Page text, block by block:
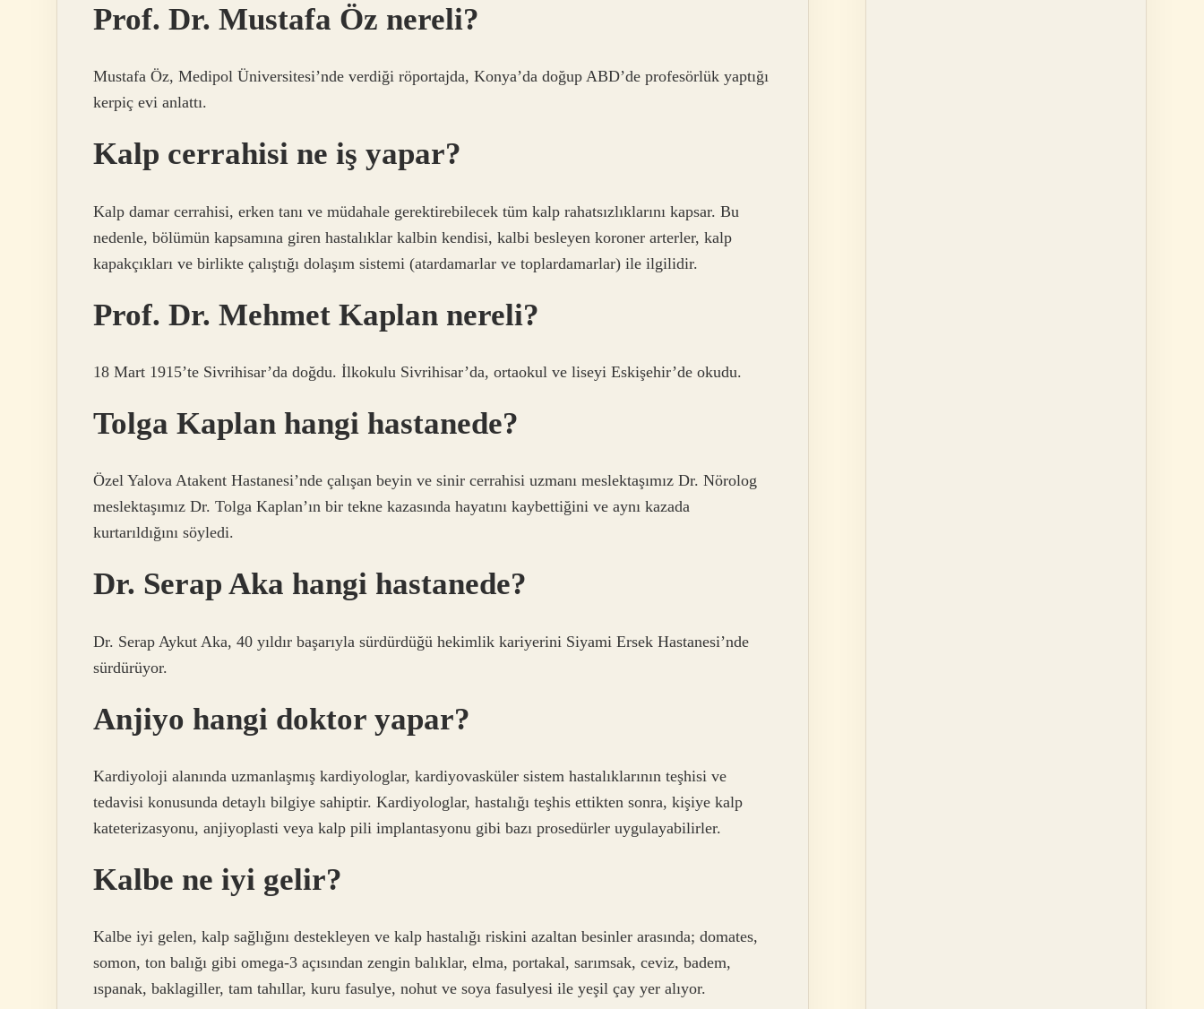
Prof. Dr. Mustafa Öz nereli?
Mustafa Öz, Medipol Üniversitesi’nde verdiği röportajda, Konya’da doğup ABD’de profesörlük yaptığı
kerpiç evi anlattı.
Kalp cerrahisi ne iş yapar?
Kalp damar cerrahisi, erken tanı ve müdahale gerektirebilecek tüm kalp rahatsızlıklarını kapsar. Bu
nedenle, bölümün kapsamına giren hastalıklar kalbin kendisi, kalbi besleyen koroner arterler, kalp
kapakçıkları ve birlikte çalıştığı dolaşım sistemi (atardamarlar ve toplardamarlar) ile ilgilidir.
Prof. Dr. Mehmet Kaplan nereli?
18 Mart 1915’te Sivrihisar’da doğdu. İlkokulu Sivrihisar’da, ortaokul ve liseyi Eskişehir’de okudu.
Tolga Kaplan hangi hastanede?
Özel Yalova Atakent Hastanesi’nde çalışan beyin ve sinir cerrahisi uzmanı meslektaşımız Dr. Nörolog
meslektaşımız Dr. Tolga Kaplan’ın bir tekne kazasında hayatını kaybettiğini ve aynı kazada
kurtarıldığını söyledi.
Dr. Serap Aka hangi hastanede?
Dr. Serap Aykut Aka, 40 yıldır başarıyla sürdürdüğü hekimlik kariyerini Siyami Ersek Hastanesi’nde
sürdürüyor.
Anjiyo hangi doktor yapar?
Kardiyoloji alanında uzmanlaşmış kardiyologlar, kardiyovasküler sistem hastalıklarının teşhisi ve
tedavisi konusunda detaylı bilgiye sahiptir. Kardiyologlar, hastalığı teşhis ettikten sonra, kişiye kalp
kateterizasyonu, anjiyoplasti veya kalp pili implantasyonu gibi bazı prosedürler uygulayabilirler.
Kalbe ne iyi gelir?
Kalbe iyi gelen, kalp sağlığını destekleyen ve kalp hastalığı riskini azaltan besinler arasında; domates,
somon, ton balığı gibi omega-3 açısından zengin balıklar, elma, portakal, sarımsak, ceviz, badem,
ıspanak, baklagiller, tam tahıllar, kuru fasulye, nohut ve soya fasulyesi ile yeşil çay yer alıyor.